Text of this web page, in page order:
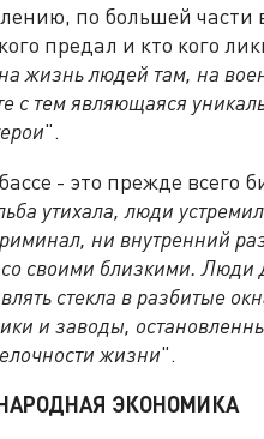
по большей части
предал и кто кого
жизнь людей там, на
с тем являющаяся
".
- это прежде всего
утихала, люди
ни внутренний
своими близкими.
стекла в разбитые
и заводы,
жизни".
ЭКОНОМИКА